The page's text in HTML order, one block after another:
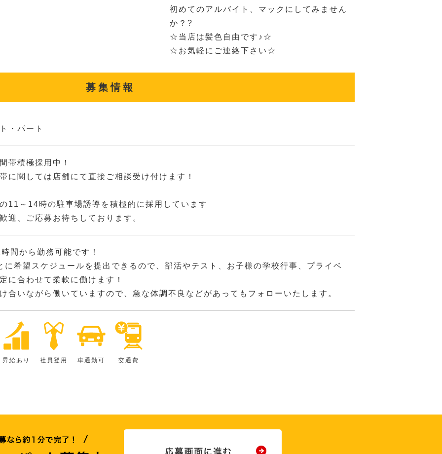
初めてのアルバイト、マックにしてみません
か？?
☆当店は髪色自由です♪☆
☆お気軽にご連絡下さい☆
募集情報
・パート
帯積極採用中！
に関しては店舗にて直接ご相談受け付けます！
11～14時の駐車場誘導を積極的に採用しています
迎、ご応募お待ちしております。
間から勤務可能です！
に希望スケジュールを提出できるので、部活やテスト、お子様の学校行事、プライベ
に合わせて柔軟に働けます！
合いながら働いていますので、急な体調不良などがあってもフォローいたします。
昇給あり 社員登用 車通勤可 交通費